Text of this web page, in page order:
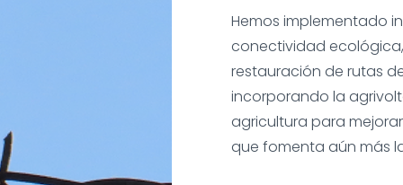
Hemos implementado
conectividad
restauración de rutas
incorporando la
agricultura para
que fomenta aún más